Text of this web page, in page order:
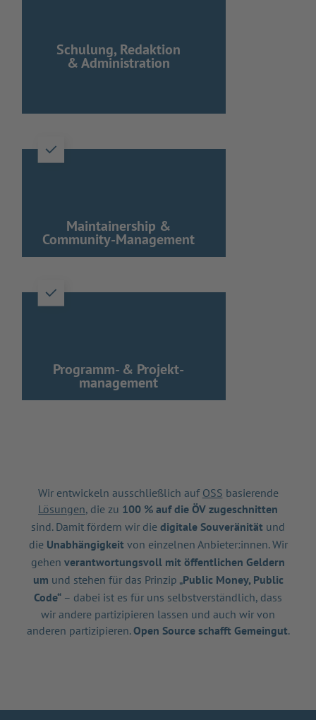
Schulung, Redaktion
& Administration
Maintainership &
Community-Management
Programm- & Projekt-
management
Wir entwickeln ausschließlich auf OSS basierende
Lösungen, die zu 100 % auf die ÖV zugeschnitten
sind. Damit fördern wir die digitale Souveränität und
die Unabhängigkeit von einzelnen Anbieter:innen. Wir
gehen verantwortungsvoll mit öffentlichen Geldern
um und stehen für das Prinzip „Public Money, Public
Code“ – dabei ist es für uns selbstverständlich, dass
wir andere partizipieren lassen und auch wir von
anderen partizipieren.Open Source schafft Gemeingut.